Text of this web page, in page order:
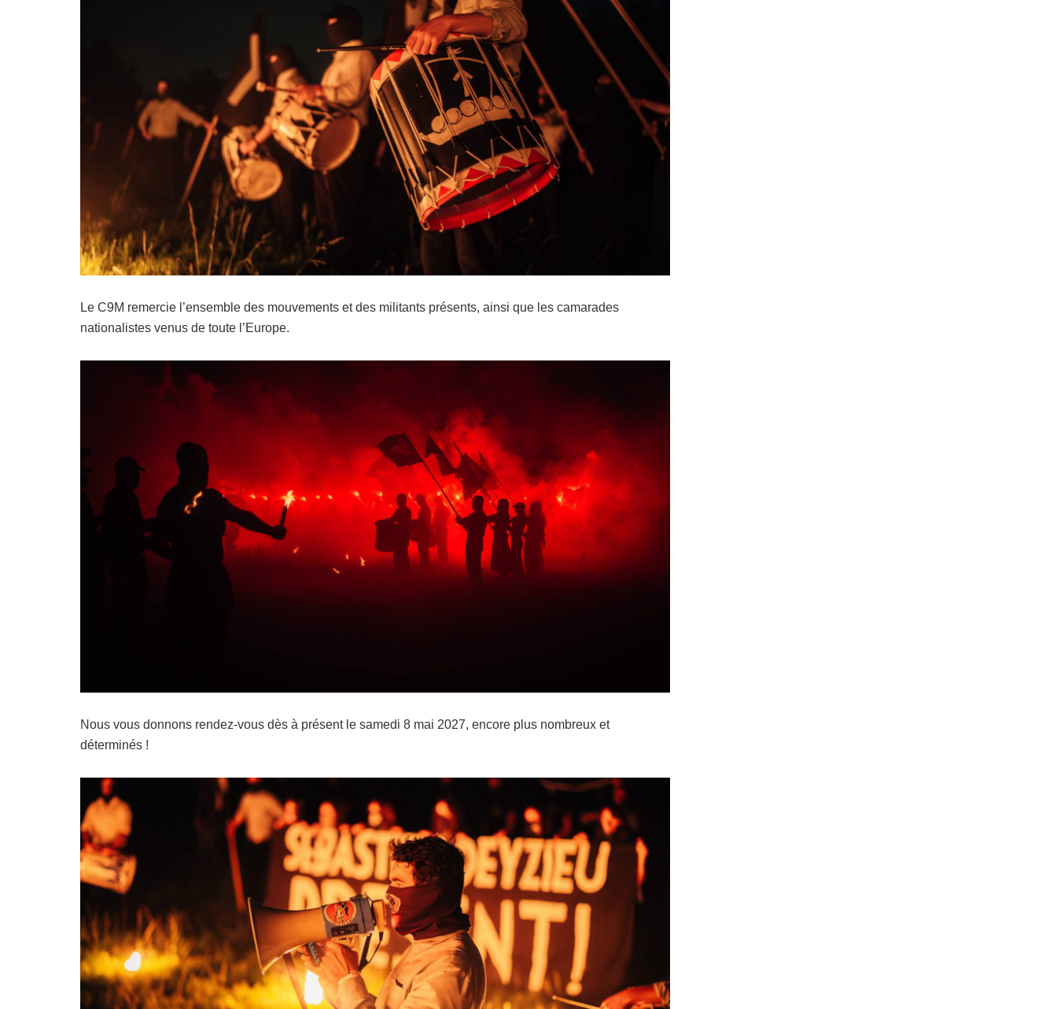
Le C9M remercie l’ensemble des mouvements et des militants présents, ainsi que les camarades
nationalistes venus de toute l’Europe.
Nous vous donnons rendez-vous dès à présent le samedi 8 mai 2027, encore plus nombreux et
déterminés !